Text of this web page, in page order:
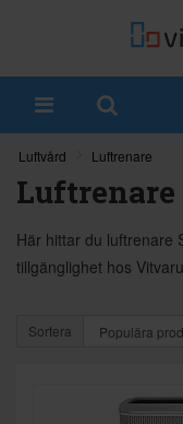
Luftvård Luftrenare
Luftrenare
Här hittar du luftrenare
tillgänglighet hos
Sortera